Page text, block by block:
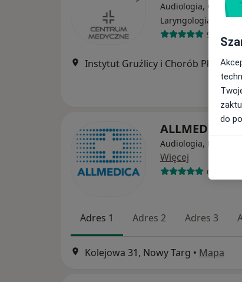
Audiologia,
Laryngologia
984 opinie
ALLMEDICA
Audiologia,
Więcej
630 opinii
Adres 1 Adres 2 Adres 3
Kolejowa 31, Nowy Targ • Mapa
do